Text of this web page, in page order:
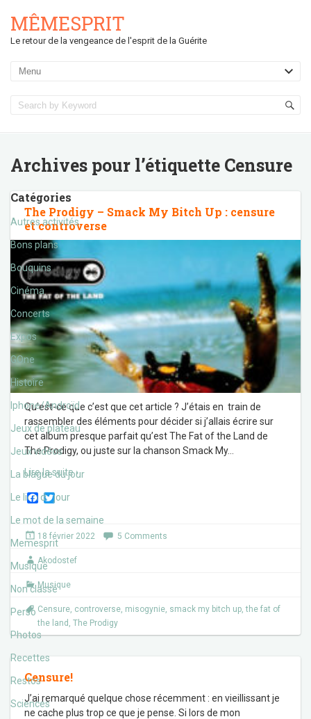
MÊMESPRIT
Le retour de la vengeance de l'esprit de la Guérite
Archives pour l’étiquette Censure
Catégories
Autres activités
Bons plans
Bouquins
Cinéma
Concerts
Expos
GOne
Histoire
Iphone/Androïd
Jeux de plateau
Jeux vidéos
La blague du jour
Le lien du jour
Le mot de la semaine
Memesprit
Musique
Non classé
Perso
Photos
Recettes
Restos
Sciences
The Prodigy – Smack My Bitch Up : censure
et controverse
Qu’est-ce que c’est que cet article ? J’étais en train de
rassembler des éléments pour décider si j’allais écrire sur
cet album presque parfait qu’est The Fat of the Land de
The Prodigy, ou juste sur la chanson Smack My…
Lire la suite ›
F
c
e
b
o
o
T
i
t
t
r
18 février 2022 5 Comments
Akodostef
Musique
Censure, controverse, misogynie, smack my bitch up,the fat of
the land , The Prodigy
Censure!
J’ai remarqué quelque chose récemment : en vieillissant je
ne cache plus trop ce que je pense. Si lors de mon